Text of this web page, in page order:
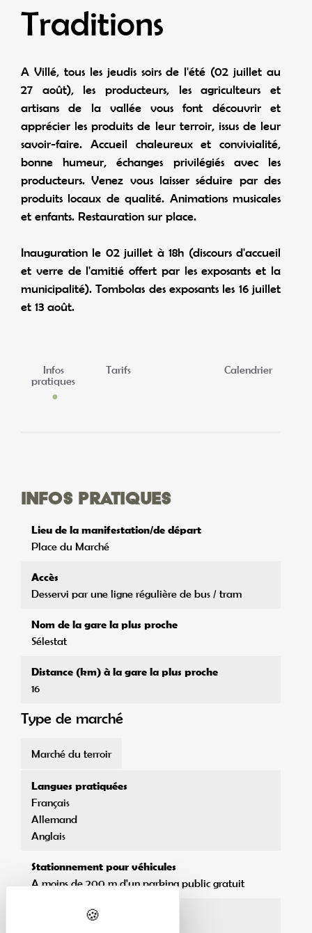
Traditions
A Villé, tous les jeudis soirs de l'été (02 juillet au
27 août), les producteurs, les agriculteurs et
artisans de la vallée vous font découvrir et
apprécier les produits de leur terroir, issus de leur
savoir-faire. Accueil chaleureux et convivialité,
bonne humeur, échanges privilégiés avec les
producteurs. Venez vous laisser séduire par des
produits locaux de qualité. Animations musicales
et enfants. Restauration sur place.
Inauguration le 02 juillet à 18h (discours d'accueil
et verre de l'amitié offert par les exposants et la
municipalité). Tombolas des exposants les 16 juillet
et 13 août.
Infos
pratiques
Tarifs Calendrier
Infos pratiques
Lieu de la manifestation/de départ
Place du Marché
Accès
Desservi par une ligne régulière de bus / tram
Nom de la gare la plus proche
Sélestat
Distance (km) à la gare la plus proche
16
Type de marché
Marché du terroir
Langues pratiquées
Français
Allemand
Anglais
Stationnement pour véhicules
A moins de 200 m d'un parking public gratuit
Horaires d'accueil